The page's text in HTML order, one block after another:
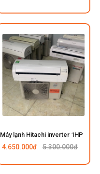
Máy lạnh Hitachi inverter 1HP
4.650.000đ 5.300.000đ